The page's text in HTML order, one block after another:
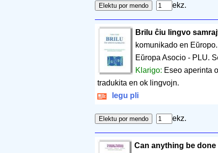
ekz.
Brilu ĉiu lingvo
komunikado en
Eŭropa Asocio - PLU.
Klarigo: Eseo aperinta
tradukita en ok lingvojn.
legu pli
ekz.
Can anything be